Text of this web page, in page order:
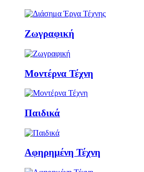
Ζωγραφική
Μοντέρνα Τέχνη
Παιδικά
Αφηρημένη Τέχνη